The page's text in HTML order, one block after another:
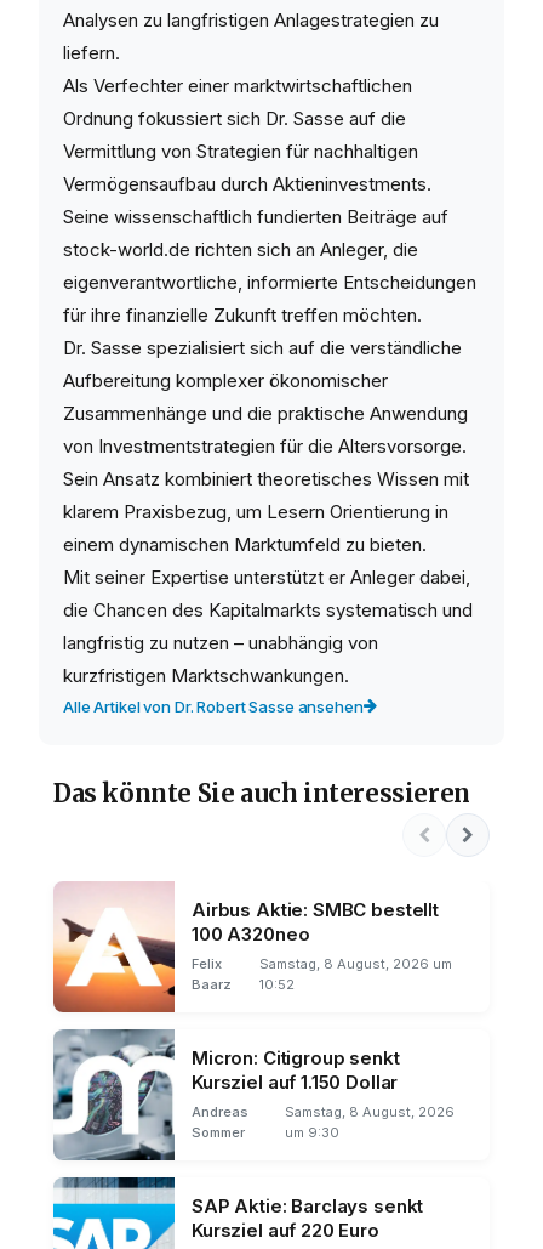
Analysen zu langfristigen Anlagestrategien zu
liefern.
Als Verfechter einer marktwirtschaftlichen
Ordnung fokussiert sich Dr. Sasse auf die
Vermittlung von Strategien für nachhaltigen
Vermögensaufbau durch Aktieninvestments.
Seine wissenschaftlich fundierten Beiträge auf
stock-world.de richten sich an Anleger, die
eigenverantwortliche, informierte Entscheidungen
für ihre finanzielle Zukunft treffen möchten.
Dr. Sasse spezialisiert sich auf die verständliche
Aufbereitung komplexer ökonomischer
Zusammenhänge und die praktische Anwendung
von Investmentstrategien für die Altersvorsorge.
Sein Ansatz kombiniert theoretisches Wissen mit
klarem Praxisbezug, um Lesern Orientierung in
einem dynamischen Marktumfeld zu bieten.
Mit seiner Expertise unterstützt er Anleger dabei,
die Chancen des Kapitalmarkts systematisch und
langfristig zu nutzen – unabhängig von
kurzfristigen Marktschwankungen.
Alle Artikel von Dr. Robert Sasse ansehen
Das könnte Sie auch interessieren
Airbus Aktie: SMBC bestellt
100 A320neo
Felix
Baarz
Samstag, 8 August, 2026 um
10:52
Micron: Citigroup senkt
Kursziel auf 1.150 Dollar
Andreas
Sommer
Samstag, 8 August, 2026
um 9:30
SAP Aktie: Barclays senkt
Kursziel auf 220 Euro